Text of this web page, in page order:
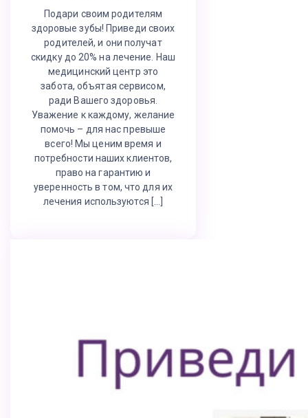
Подари своим родителям
здоровые зубы! Приведи своих
родителей, и они получат
скидку до 20% на лечение. Наш
медицинский центр это
забота, объятая сервисом,
ради Вашего здоровья.
Уважение к каждому, желание
помочь – для нас превыше
всего! Мы ценим время и
потребности наших клиентов,
право на гарантию и
уверенность в том, что для их
лечения используются […]